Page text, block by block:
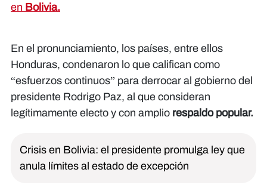
en Bolivia.
En el pronunciamiento, los países, entre ellos
Honduras, condenaron lo que califican como
“esfuerzos continuos” para derrocar al gobierno del
presidente Rodrigo Paz, al que consideran
legítimamente electo y con amplio respaldo popular.
Crisis en Bolivia: el presidente promulga ley que
anula límites al estado de excepción